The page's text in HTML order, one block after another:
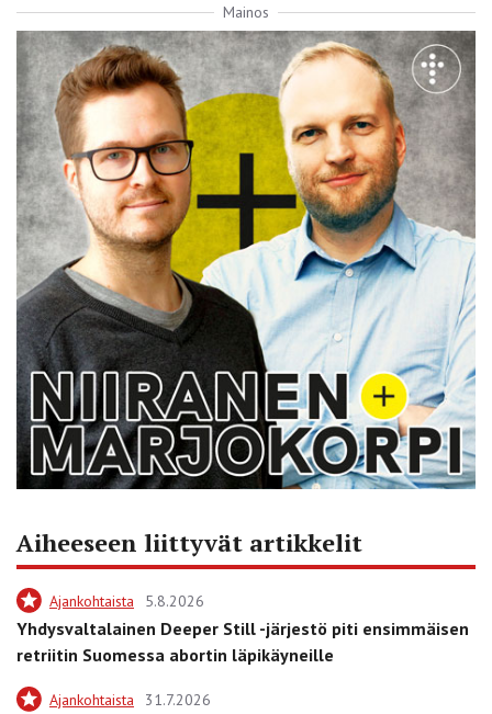
Mainos
Aiheeseen liittyvät artikkelit
Ajankohtaista 5.8.2026
Yhdysvaltalainen Deeper Still -järjestö piti ensimmäisen
retriitin Suomessa abortin läpikäyneille
Ajankohtaista 31.7.2026